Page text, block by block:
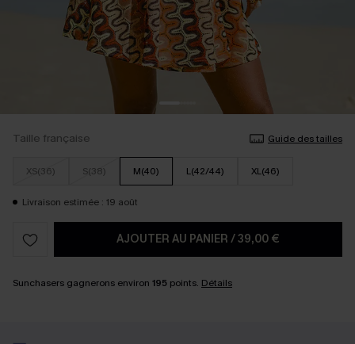
Taille française Guide des tailles
XS(36) S(38) M(40) L(42/44) XL(46)
Livraison estimée : 19 août
AJOUTER AU PANIER /39,00 €
Sunchasers gagnerons environ 195 points. Détails